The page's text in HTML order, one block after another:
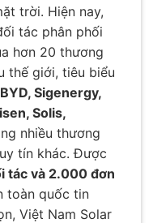
trời. Hiện nay,
tác phân phối
hơn 20 thương
thế giới, tiêu biểu
Sigenergy,
Solis,
nhiều thương
tín khác. Được
tác và 2.000 đơn
toàn quốc tin
Việt Nam Solar